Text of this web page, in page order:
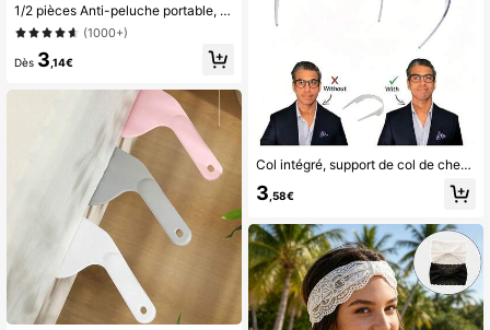
1/2 pièces Anti-peluche portable, grattoir à poils pour manteau à usage domestique, brosse statique pliable double face pour enlever les poils
(1000+)
Dès 3 ,14€
Col intégré, support de col de chemise unisexe, manchon de col ajustable en PVC, matériau robuste, facile à nettoyer, invisible pour les autres lors des sorties, convient à toutes les occasions, rendant vos vêtements propres et bien rangés
3 ,58€